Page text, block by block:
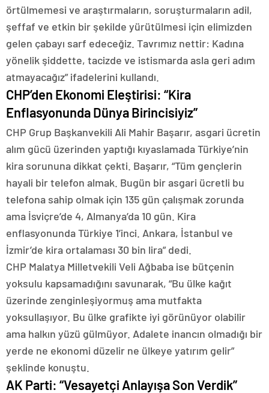
örtülmemesi ve araştırmaların, soruşturmaların adil,
şeffaf ve etkin bir şekilde yürütülmesi için elimizden
gelen çabayı sarf edeceğiz. Tavrımız nettir: Kadına
yönelik şiddette, tacizde ve istismarda asla geri adım
atmayacağız” ifadelerini kullandı.
CHP’den Ekonomi Eleştirisi: “Kira
Enflasyonunda Dünya Birincisiyiz”
CHP Grup Başkanvekili Ali Mahir Başarır, asgari ücretin
alım gücü üzerinden yaptığı kıyaslamada Türkiye’nin
kira sorununa dikkat çekti. Başarır, “Tüm gençlerin
hayali bir telefon almak. Bugün bir asgari ücretli bu
telefona sahip olmak için 135 gün çalışmak zorunda
ama İsviçre’de 4, Almanya’da 10 gün. Kira
enflasyonunda Türkiye 1’inci. Ankara, İstanbul ve
İzmir’de kira ortalaması 30 bin lira” dedi.
CHP Malatya Milletvekili Veli Ağbaba ise bütçenin
yoksulu kapsamadığını savunarak, “Bu ülke kağıt
üzerinde zenginleşiyormuş ama mutfakta
yoksullaşıyor. Bu ülke grafikte iyi görünüyor olabilir
ama halkın yüzü gülmüyor. Adalete inancın olmadığı bir
yerde ne ekonomi düzelir ne ülkeye yatırım gelir”
şeklinde konuştu.
AK Parti: “Vesayetçi Anlayışa Son Verdik”